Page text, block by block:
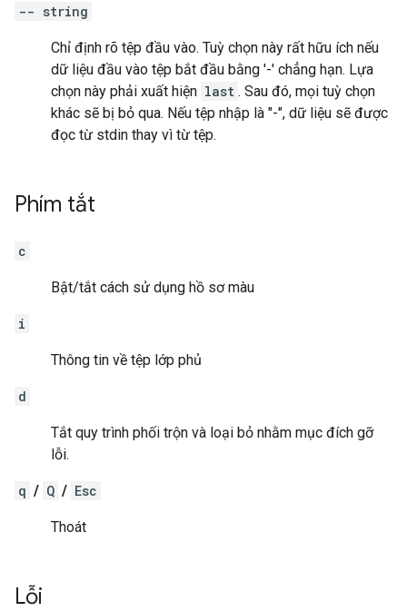
-- string
Chỉ định rõ tệp đầu vào. Tuỳ chọn này rất hữu ích nếu
dữ liệu đầu vào tệp bắt đầu bằng '-' chẳng hạn. Lựa
chọn này phải xuất hiện last . Sau đó, mọi tuỳ chọn
khác sẽ bị bỏ qua. Nếu tệp nhập là "-", dữ liệu sẽ được
đọc từ stdin thay vì từ tệp.
Phím tắt
c
Bật/tắt cách sử dụng hồ sơ màu
i
Thông tin về tệp lớp phủ
d
Tắt quy trình phối trộn và loại bỏ nhằm mục đích gỡ
lỗi.
q / Q / Esc
Thoát
Lỗi